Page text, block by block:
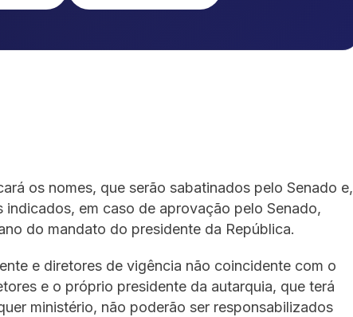
os nomes, que serão sabatinados pelo Senado e,
em caso de aprovação pelo Senado,
do mandato do presidente da República.
e diretores de vigência não coincidente com o
e o próprio presidente da autarquia, que terá
ministério, não poderão ser responsabilizados